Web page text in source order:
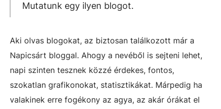
Mutatunk egy ilyen blogot.
Aki olvas blogokat, az biztosan találkozott már a
Napicsárt bloggal. Ahogy a nevéből is sejteni lehet,
napi szinten tesznek közzé érdekes, fontos,
szokatlan grafikonokat, statisztikákat. Márpedig ha
valakinek erre fogékony az agya, az akár órákat el